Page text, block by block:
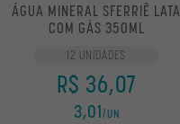
ÁGUA MINERAL SFERRIÊ LATA
COM GÁS 350ML
12 UNIDADES
R$ 36,07
3,01/UN